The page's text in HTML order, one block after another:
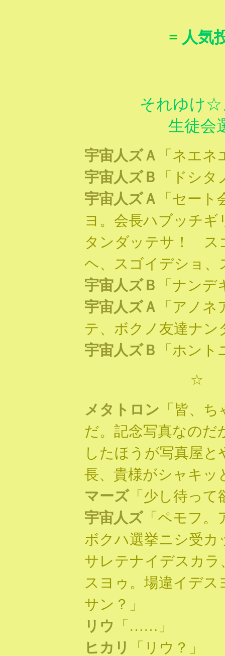
= 人気
それゆけ☆
生徒会
宇宙人ズＡ
「ネエ
宇宙人ズＢ
「ドシ
宇宙人ズＡ
「セー
ヨ。会長ハブッチ
タンダッテサ！ ス
ヘ、スゴイデショ、
宇宙人ズＢ
「ナン
宇宙人ズＡ
「アノ
テ、ボクノ友達ナン
宇宙人ズＢ
「ホント
☆
メタトロン 「皆、
だ。記念写真なの
したほうが写真屋
長、貴様がシャキッ
マーズ「少し待って
宇宙人ズ「ペモフ
ボクハ選挙ニシ受
サレテナイデスカ
スヨゥ。場違イデ
サン？」
リウ
「……」
ヒカリ
「リウ？」